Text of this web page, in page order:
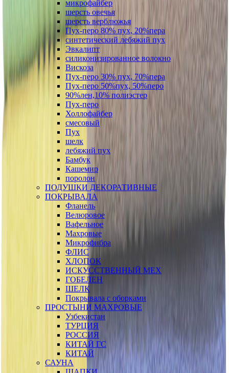
микрофайбер
шерсть овечья
шерсть верблюжья
Пух-перо 80% пух, 20%пера
синтетический лебяжий пух
Эвкалипт
силиконизированное волокно
Вискоза
Пух-перо 30% пух, 70%пера
Пух-перо 50%пух, 50%перо
90%лен,10% полиэстер
Пух-перо
Холлофайбер
смесовый
Пух
шелк
лебяжий пух
Бамбук
Кашемир
поролон
ПОДУШКИ ДЕКОРАТИВНЫЕ
ПОКРЫВАЛА
Фланель
Велюровое
Вафельное
Махровые
Микрофибра
ФЛИС
ХЛОПОК
ИСКУССТВЕННЫЙ МЕХ
ГОБЕЛЕН
ШЕЛК
Покрывала с оборками
ПРОСТЫНИ МАХРОВЫЕ
Узбекистан
ТУРЦИЯ
РОССИЯ
КИТАЙ ГС
КИТАЙ
САУНА